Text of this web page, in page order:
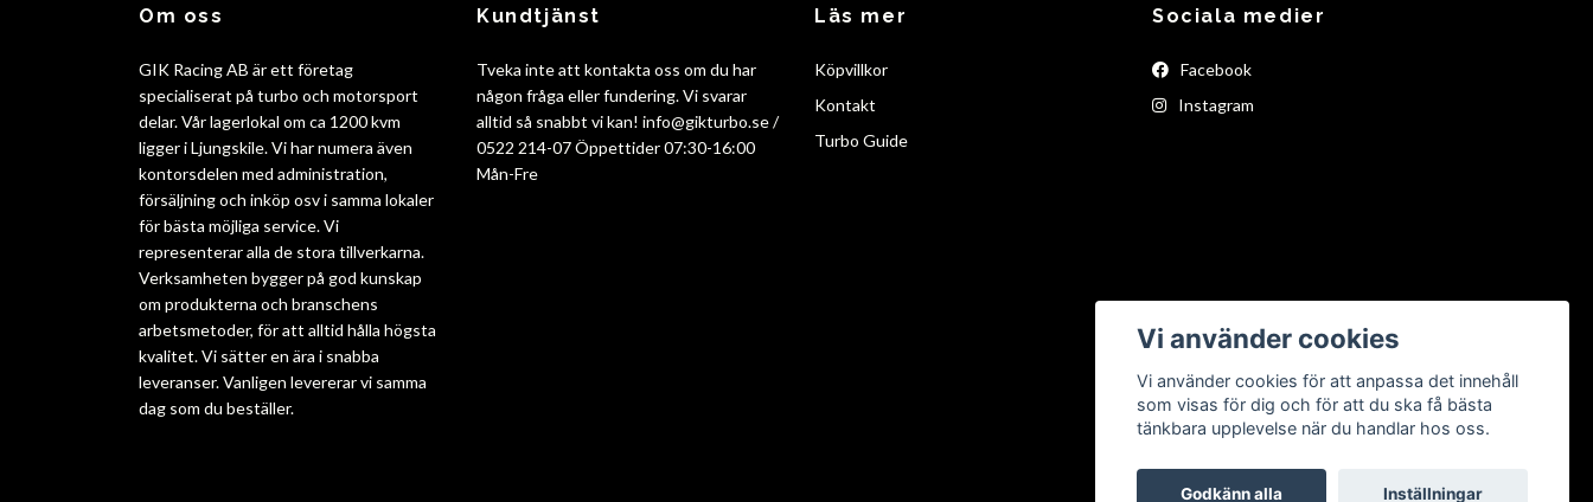
Om oss
GIK Racing AB är ett företag
specialiserat på turbo och motorsport
delar. Vår lagerlokal om ca 1200 kvm
ligger i Ljungskile. Vi har numera även
kontorsdelen med administration,
försäljning och inköp osv i samma lokaler
för bästa möjliga service. Vi
representerar alla de stora tillverkarna.
Verksamheten bygger på god kunskap
om produkterna och branschens
arbetsmetoder, för att alltid hålla högsta
kvalitet. Vi sätter en ära i snabba
leveranser. Vanligen levererar vi samma
dag som du beställer.
Kundtjänst
Tveka inte att kontakta oss om du har
någon fråga eller fundering. Vi svarar
alltid så snabbt vi kan! info@gikturbo.se/
0522 214-07 Öppettider 07:30-16:00
Mån-Fre
Läs mer
Köpvillkor
Kontakt
Turbo Guide
Sociala medier
Facebook
Instagram
Vi använder cookies
Vi använder cookies för att anpassa det innehåll
som visas för dig och för att du ska få bästa
tänkbara upplevelse när du handlar hos oss.
Godkänn alla Inställningar